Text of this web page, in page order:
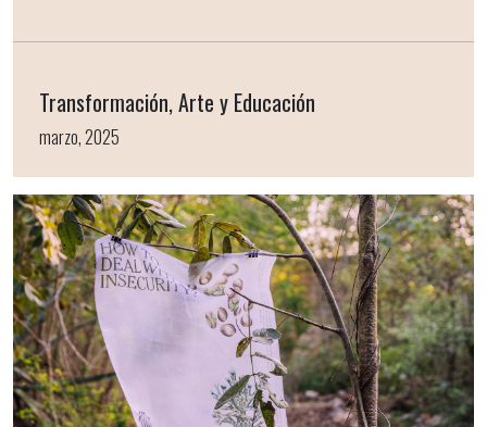
Transformación, Arte y Educación
marzo, 2025